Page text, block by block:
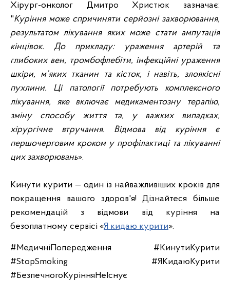
Хірург-онколог Дмитро Христюк зазначає:
"Куріння може спричиняти серйозні захворювання,
результатом лікування яких може стати ампутація
кінцівок. До прикладу: ураження артерій та
глибоких вен, тромбофлебіти, інфекційні ураження
шкіри, м’яких тканин та кісток, і навіть, злоякісні
пухлини. Ці патології потребують комплексного
лікування, яке включає медикаментозну терапію,
зміну способу життя та, у важких випадках,
хірургічне втручання. Відмова від куріння є
першочерговим кроком у профілактиці та лікуванні
цих захворювань».
Кинути курити — один із найважливіших кроків для
покращення вашого здоров'я! Дізнайтеся більше
рекомендацій з відмови від куріння на
безоплатному сервісі «Я кидаю курити».
#МедичніПопередження #КинутиКурити
#StopSmoking #ЯКидаюКурити
#БезпечногоКурінняНеІснує